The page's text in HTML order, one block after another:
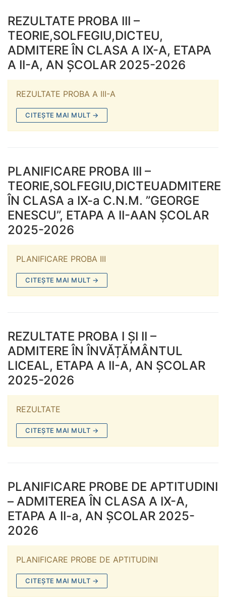
REZULTATE PROBA III –
TEORIE,SOLFEGIU,DICTEU,
ADMITERE ÎN CLASA A IX-A, ETAPA
A II-A, AN ȘCOLAR 2025-2026
REZULTATE PROBA A III-A
CITEȘTE MAI MULT →
PLANIFICARE PROBA III –
TEORIE,SOLFEGIU,DICTEUADMITERE
ÎN CLASA a IX-a C.N.M. ”GEORGE
ENESCU”, ETAPA A II-AAN ȘCOLAR
2025-2026
PLANIFICARE PROBA III
CITEȘTE MAI MULT →
REZULTATE PROBA I ȘI II –
ADMITERE ÎN ÎNVĂȚĂMÂNTUL
LICEAL, ETAPA A II-A, AN ȘCOLAR
2025-2026
REZULTATE
CITEȘTE MAI MULT →
PLANIFICARE PROBE DE APTITUDINI
– ADMITEREA ÎN CLASA A IX-A,
ETAPA A II-a, AN ȘCOLAR 2025-
2026
PLANIFICARE PROBE DE APTITUDINI
CITEȘTE MAI MULT →